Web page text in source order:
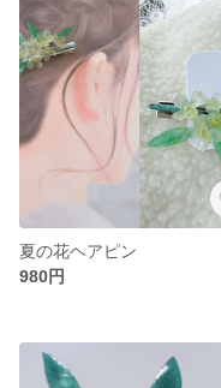
夏の花ヘアピン
980円